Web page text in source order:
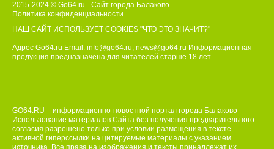
2015-2024 © Go64.ru - Сайт города Балаково
Политика конфиденциальности
НАШ САЙТ ИСПОЛЬЗУЕТ COOKIES "ЧТО ЭТО ЗНАЧИТ?"
Адрес Go64.ru Email: info@go64.ru, news@go64.ru Информационная
продукция предназначена для читателей старше 18 лет.
GO64.RU – информационно-новостной портал города Балаково
Использование материалов Сайта без получения предварительного
согласия разрешено только при условии размещения в тексте
активной гиперссылки на цитируемые материалы с указанием